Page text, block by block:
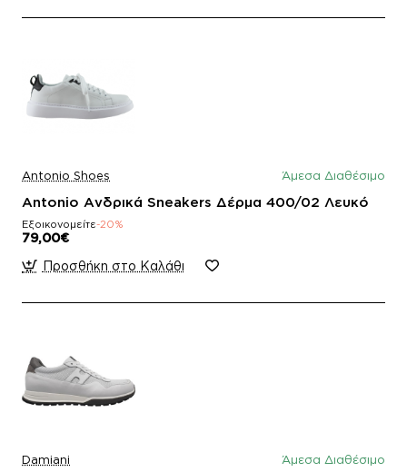
Antonio Shoes Άμεσα Διαθέσιμο
Antonio Ανδρικά Sneakers Δέρμα 400/02 Λευκό
Εξοικονομείτε-20%
79,00€
Προσθήκη στο Καλάθι
Damiani Άμεσα Διαθέσιμο